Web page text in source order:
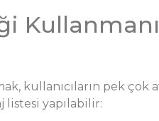
kullanıcıların pek
listesi yapılabilir: